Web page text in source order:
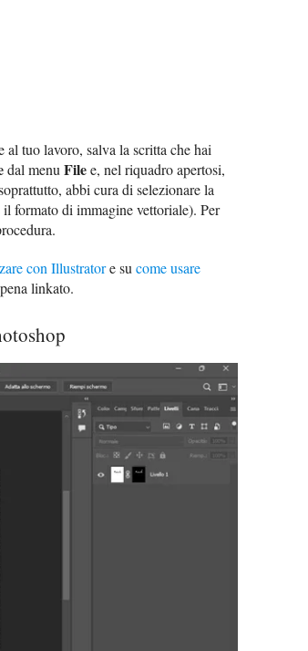
al tuo lavoro, salva la scritta che hai
dal menuFilee, nel riquadro apertosi,
abbi cura di selezionare la
il formato di immagine vettoriale). Per
con Illustratore sucome usare
linkato.